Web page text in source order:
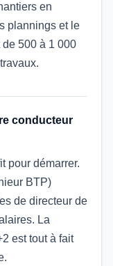
en
plannings et le
500 à 1 000
conducteur
pour démarrer.
BTP)
de directeur de
La
est tout à fait